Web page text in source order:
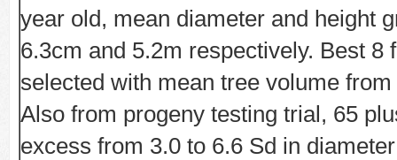
year old, mean diameter and height
6.3cm and 5.2m respectively. Best 8
selected with mean tree volume
Also from progeny testing trial, 65
excess from 3.0 to 6.6 Sd in